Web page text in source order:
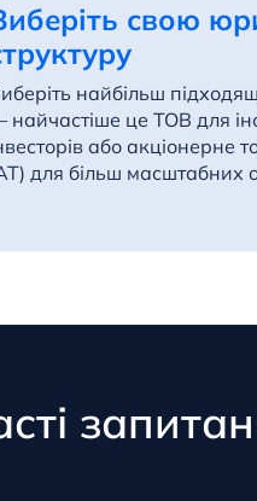
свою
найбільш
найчастіше це ТОВ для
або акціонерне
для більш масштабних